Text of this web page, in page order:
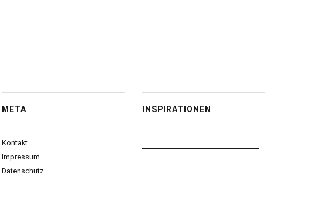
META
Kontakt
Impressum
Datenschutz
INSPIRATIONEN